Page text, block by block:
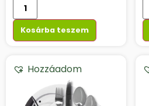
Kosárba teszem
Hozzáadom